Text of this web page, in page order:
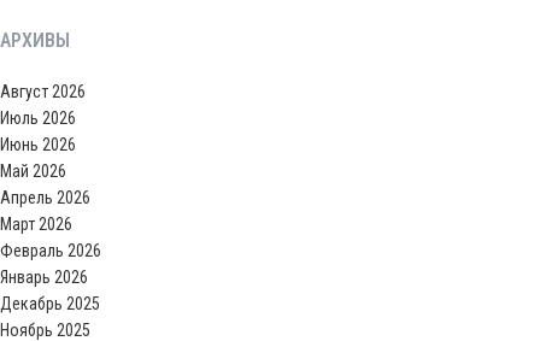
АРХИВЫ
Август 2026
Июль 2026
Июнь 2026
Май 2026
Апрель 2026
Март 2026
Февраль 2026
Январь 2026
Декабрь 2025
Ноябрь 2025